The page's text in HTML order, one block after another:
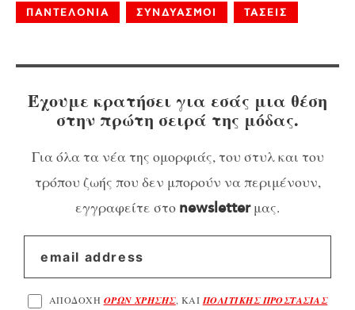
ΠΑΝΤΕΛΟΝΙΑ ΣΥΝΔΥΑΣΜΟΙ ΤΑΣΕΙΣ
Έχουμε κρατήσει για εσάς μια θέση
στην πρώτη σειρά της μόδας.
Για όλα τα νέα της ομορφιάς, του στυλ και του
τρόπου ζωής που δεν μπορούν να περιμένουν,
εγγραφείτε στο newsletterμας.
ΑΠΟΔΟΧΗ ΟΡΩΝ ΧΡΗΣΗΣ, ΚΑΙ ΠΟΛΙΤΙΚΗΣ ΠΡΟΣΤΑΣΙΑΣ